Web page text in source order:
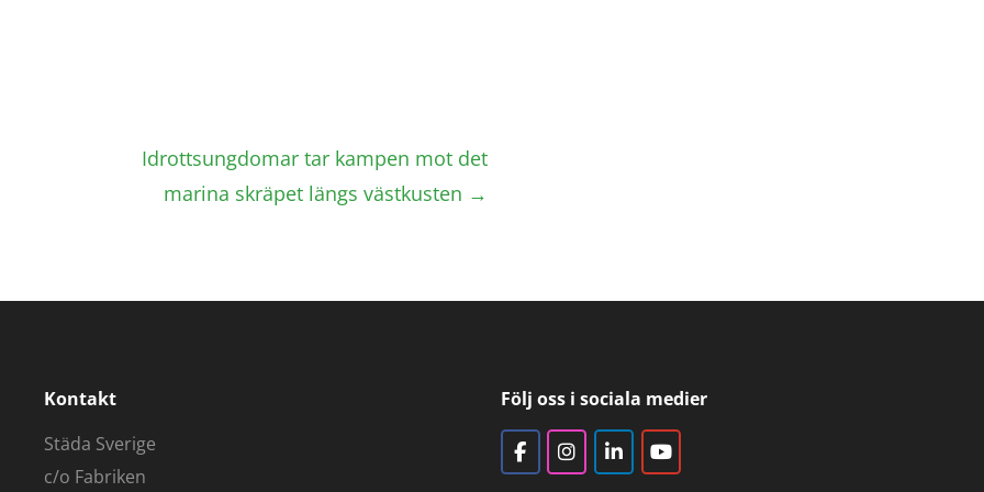
Idrottsungdomar tar kampen mot det
marina skräpet längs västkusten →
Kontakt
Städa Sverige
c/o Fabriken
Följ oss i sociala medier